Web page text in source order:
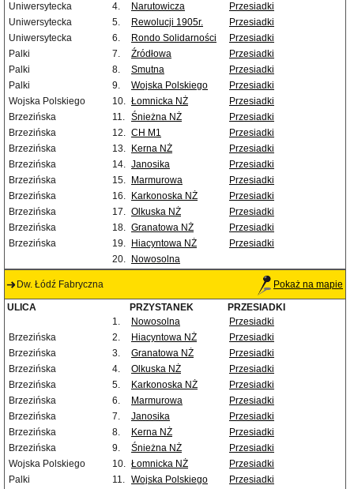
Uniwersytecka
4. Narutowicza
Przesiadki
Uniwersytecka
5. Rewolucji 1905r.
Przesiadki
Uniwersytecka
6. Rondo Solidarności
Przesiadki
Palki
7. Źródłowa
Przesiadki
Palki
8. Smutna
Przesiadki
Palki
9. Wojska Polskiego
Przesiadki
Wojska Polskiego
10. Łomnicka NŻ
Przesiadki
Brzezińska
11. Śnieżna NŻ
Przesiadki
Brzezińska
12. CH M1
Przesiadki
Brzezińska
13. Kerna NŻ
Przesiadki
Brzezińska
14. Janosika
Przesiadki
Brzezińska
15. Marmurowa
Przesiadki
Brzezińska
16. Karkonoska NŻ
Przesiadki
Brzezińska
17. Olkuska NŻ
Przesiadki
Brzezińska
18. Granatowa NŻ
Przesiadki
Brzezińska
19. Hiacyntowa NŻ
Przesiadki
20.
Nowosolna
Dw. Łódź Fabryczna Pokaż na mapie
ULICA PRZYSTANEK
PRZESIADKI
1.
Nowosolna
Przesiadki
Brzezińska
2. Hiacyntowa NŻ
Przesiadki
Brzezińska
3. Granatowa NŻ
Przesiadki
Brzezińska
4. Olkuska NŻ
Przesiadki
Brzezińska
5. Karkonoska NŻ
Przesiadki
Brzezińska
6. Marmurowa
Przesiadki
Brzezińska
7. Janosika
Przesiadki
Brzezińska
8. Kerna NŻ
Przesiadki
Brzezińska
9. Śnieżna NŻ
Przesiadki
Wojska Polskiego
10. Łomnicka NŻ
Przesiadki
Palki
11. Wojska Polskiego Przesiadki